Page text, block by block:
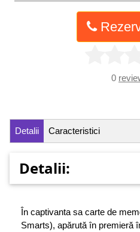
0
Detalii Caracteristici
Detalii:
În captivanta sa carte de
Smarts), apărută în premieră